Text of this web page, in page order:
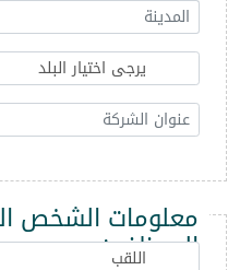
معلومات الشخص
الموظفين